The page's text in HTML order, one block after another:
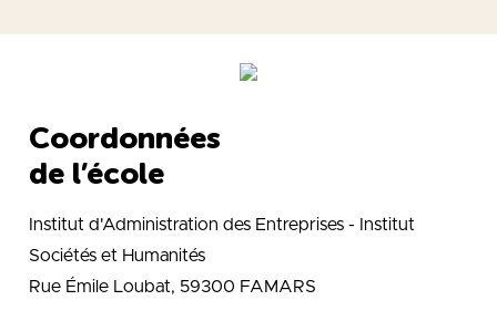
Coordonnées
de l’école
Institut d'Administration des Entreprises - Institut
Sociétés et Humanités
Rue Émile Loubat, 59300 FAMARS